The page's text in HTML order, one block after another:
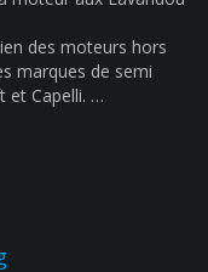
des moteurs hors
marques de semi
et Capelli. …